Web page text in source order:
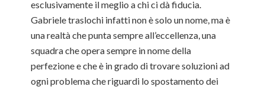
esclusivamente il meglio a chi ci dà fiducia.
Gabriele traslochi infatti non è solo un nome, ma è
una realtà che punta sempre all’eccellenza, una
squadra che opera sempre in nome della
perfezione e che è in grado di trovare soluzioni ad
ogni problema che riguardi lo spostamento dei